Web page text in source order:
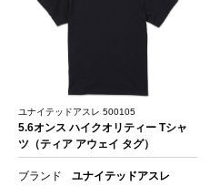
ユナイテッドアスレ 500105
5.6オンス ハイクオリティー Tシャ
ツ（ティア アウェイ タグ）
ブランド
ユナイテッドアスレ